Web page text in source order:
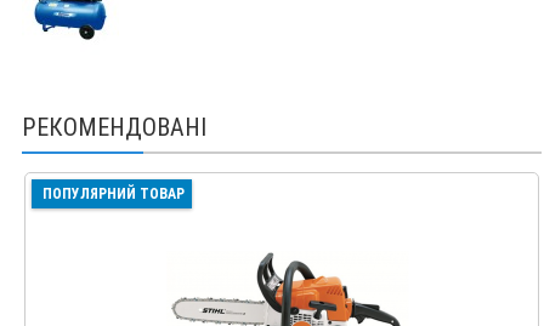
РЕКОМЕНДОВАНІ
ПОПУЛЯРНИЙ ТОВАР